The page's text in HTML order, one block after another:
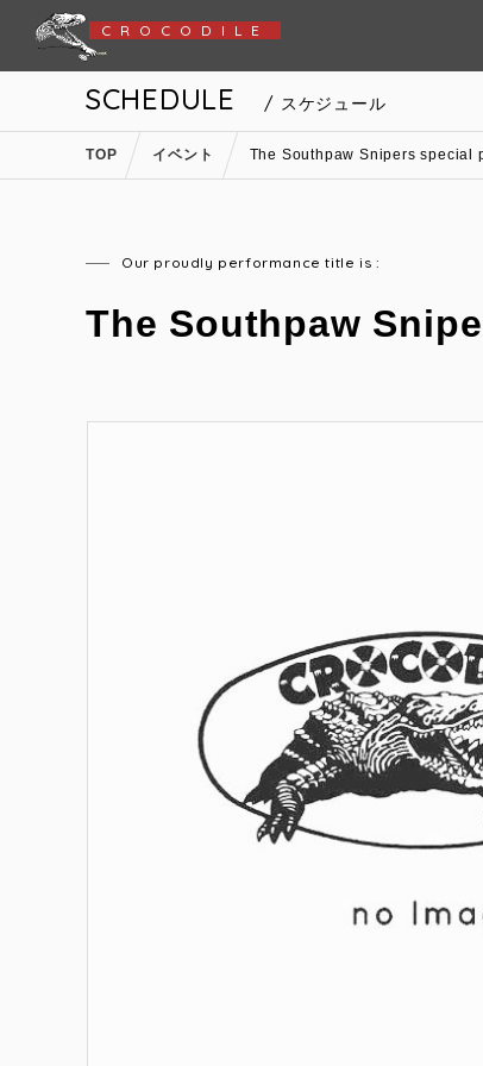
CROCODILE
SCHEDULE / スケジュール
TOP イベント The Southpaw Snipers special
Our proudly performance title is :
The Southpaw